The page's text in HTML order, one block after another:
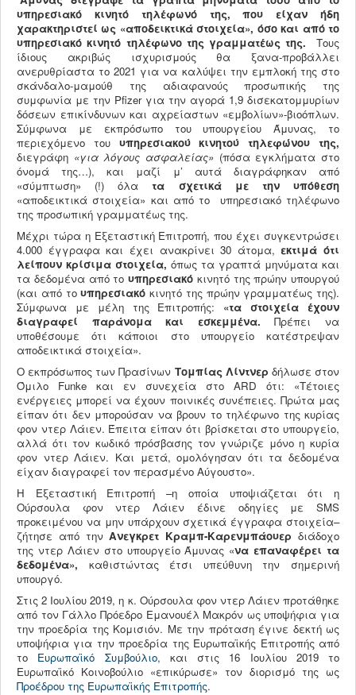
υπηρεσιακό κινητό τηλέφωνό της, που είχαν ήδη
χαρακτηριστεί ως «αποδεικτικά στοιχεία», όσο και από το
υπηρεσιακό κινητό τηλέφωνο της γραμματέως της. Τους
ίδιους ακριβώς ισχυρισμούς θα ξανα-προβάλλει
ανερυθρίαστα το 2021 για να καλύψει την εμπλοκή της στο
σκάνδαλο-μαμούθ της αδιαφανούς προσωπικής της
συμφωνία με την Pfizer για την αγορά 1,9 δισεκατομμυρίων
δόσεων επικίνδυνων και αχρείαστων «εμβολίων»-βιοόπλων.
Σύμφωνα με εκπρόσωπο του υπουργείου Άμυνας, το
περιεχόμενο του υπηρεσιακού κινητού τηλεφώνου της,
διεγράφη «για λόγους ασφαλείας» (πόσα εγκλήματα στο
όνομά της…), και μαζί μ’ αυτά διαγράφηκαν από
«σύμπτωση» (!) όλατα σχετικά με την υπόθεση
«αποδεικτικά στοιχεία» και από το υπηρεσιακό τηλέφωνο
της προσωπική γραμματέως της.
Μέχρι τώρα η Εξεταστική Επιτροπή, που έχει συγκεντρώσει
4.000 έγγραφα και έχει ανακρίνει 30 άτομα,εκτιμά ότι
λείπουν κρίσιμα στοιχεία, όπως τα γραπτά μηνύματα και
τα δεδομένα από το υπηρεσιακό κινητό της πρώην υπουργού
(και από τουπηρεσιακό κινητό της πρώην γραμματέως της).
Σύμφωνα με μέλη της Επιτροπής: «τα στοιχεία έχουν
διαγραφεί παράνομα και εσκεμμένα.Πρέπει να
υποθέσουμε ότι κάποιοι στο υπουργείο κατέστρεψαν
αποδεικτικά στοιχεία».
Ο εκπρόσωπος των Πρασίνων Τομπίας Λίντνερ δήλωσε στον
Όμιλο Funke και εν συνεχεία στο ARD ότι: «Τέτοιες
ενέργειες μπορεί να έχουν ποινικές συνέπειες. Πρώτα μας
είπαν ότι δεν μπορούσαν να βρουν το τηλέφωνο της κυρίας
φον ντερ Λάιεν. Έπειτα είπαν ότι βρίσκεται στο υπουργείο,
αλλά ότι τον κωδικό πρόσβασης τον γνώριζε μόνο η κυρία
φον ντερ Λάιεν. Και μετά, ομολόγησαν ότι τα δεδομένα
είχαν διαγραφεί τον περασμένο Αύγουστο».
Η Εξεταστική Επιτροπή –η οποία υποψιάζεται ότι η
Ούρσουλα φον ντερ Λάιεν έδινε οδηγίες με SMS
προκειμένου να μην υπάρχουν σχετικά έγγραφα στοιχεία–
ζήτησε από τηνΑνεγκρετ Κραμπ-Καρενμπάουερδιάδοχο
της ντερ Λάιεν στο υπουργείο Άμυνας «να επαναφέρει τα
δεδομένα», καθιστώντας έτσι υπεύθυνη την σημερινή
υπουργό.
Στις 2 Ιουλίου 2019, η κ. Ούρσουλα φον ντερ Λάιεν προτάθηκε
από τον Γάλλο Πρόεδρο Εμανουέλ Μακρόν ως υποψήφια για
την προεδρία της Κομισιόν. Με την πρόταση έγινε δεκτή ως
υποψήφια για την προεδρία της Ευρωπαϊκής Επιτροπής από
το Ευρωπαϊκό Συμβούλιο, και στις 16 Ιουλίου 2019 το
Ευρωπαϊκό Κοινοβούλιο «επικύρωσε» τον διορισμό της ως
Προέδρου της Ευρωπαϊκής Επιτροπής.